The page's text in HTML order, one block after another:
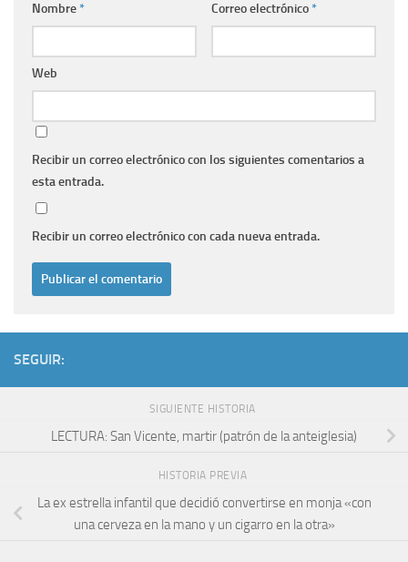
Nombre* Correo electrónico*
Web
Recibir un correo electrónico con los siguientes comentarios a
esta entrada.
Recibir un correo electrónico con cada nueva entrada.
SEGUIR:
SIGUIENTE HISTORIA
LECTURA: San Vicente, martir (patrón de la anteiglesia)
HISTORIA PREVIA
La ex estrella infantil que decidió convertirse en monja «con
una cerveza en la mano y un cigarro en la otra»